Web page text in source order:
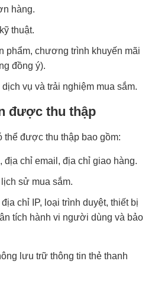
hàng.
thuật.
phẩm, chương trình khuyến mãi
đồng ý).
vụ và trải nghiệm mua sắm.
được thu thập
thể được thu thập bao gồm:
địa chỉ email, địa chỉ giao hàng.
sử mua sắm.
chỉ IP, loại trình duyệt, thiết bị
tích hành vi người dùng và bảo
lưu trữ thông tin thẻ thanh